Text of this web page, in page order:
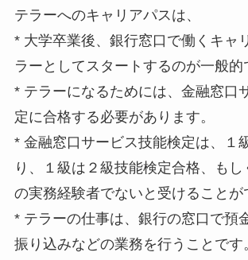
テラーへのキャリアパスは、
* 大学卒業後、銀行窓口で働くキャ
ラーとしてスタートするのが一般的
* テラーになるためには、金融窓口
定に合格する必要があります。
* 金融窓口サービス技能検定は、１
り、１級は２級技能検定合格、もし
の実務経験者でないと受けることが
* テラーの仕事は、銀行の窓口で預
振り込みなどの業務を行うことです